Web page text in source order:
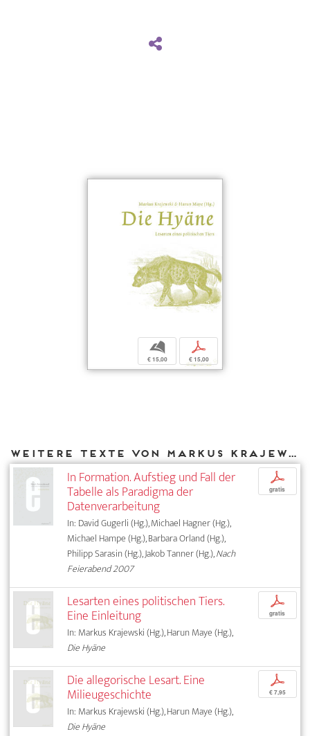
b
€ 15,00
p
€ 15,00
Weitere Texte von Markus Krajewski bei DIAPHANES
In Formation. Aufstieg und Fall der
Tabelle als Paradigma der
Datenverarbeitung
In: David Gugerli (Hg.), Michael Hagner (Hg.),
Michael Hampe (Hg.), Barbara Orland (Hg.),
Philipp Sarasin (Hg.), Jakob Tanner (Hg.),Nach
Feierabend 2007
p
gratis
Lesarten eines politischen Tiers.
Eine Einleitung
In: Markus Krajewski (Hg.), Harun Maye (Hg.),
Die Hyäne
p
gratis
Die allegorische Lesart. Eine
Milieugeschichte
In: Markus Krajewski (Hg.), Harun Maye (Hg.),
Die Hyäne
p
€ 7,95